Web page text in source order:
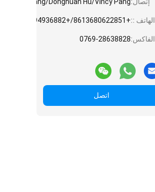
الهاتف ::+8613680622851/+8613794936882/+8615975861828/+8618775545882
الفاكس:0769-28638828
اتصل